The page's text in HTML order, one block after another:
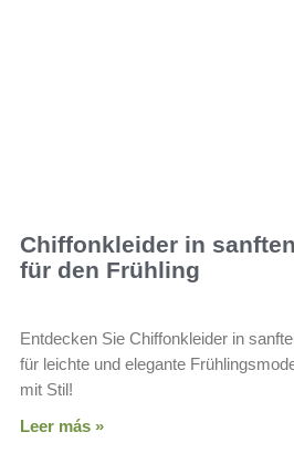
Chiffonkleider in
für den Frühling
Entdecken Sie Chiffonkleider in
für leichte und elegante
mit Stil!
Leer más »